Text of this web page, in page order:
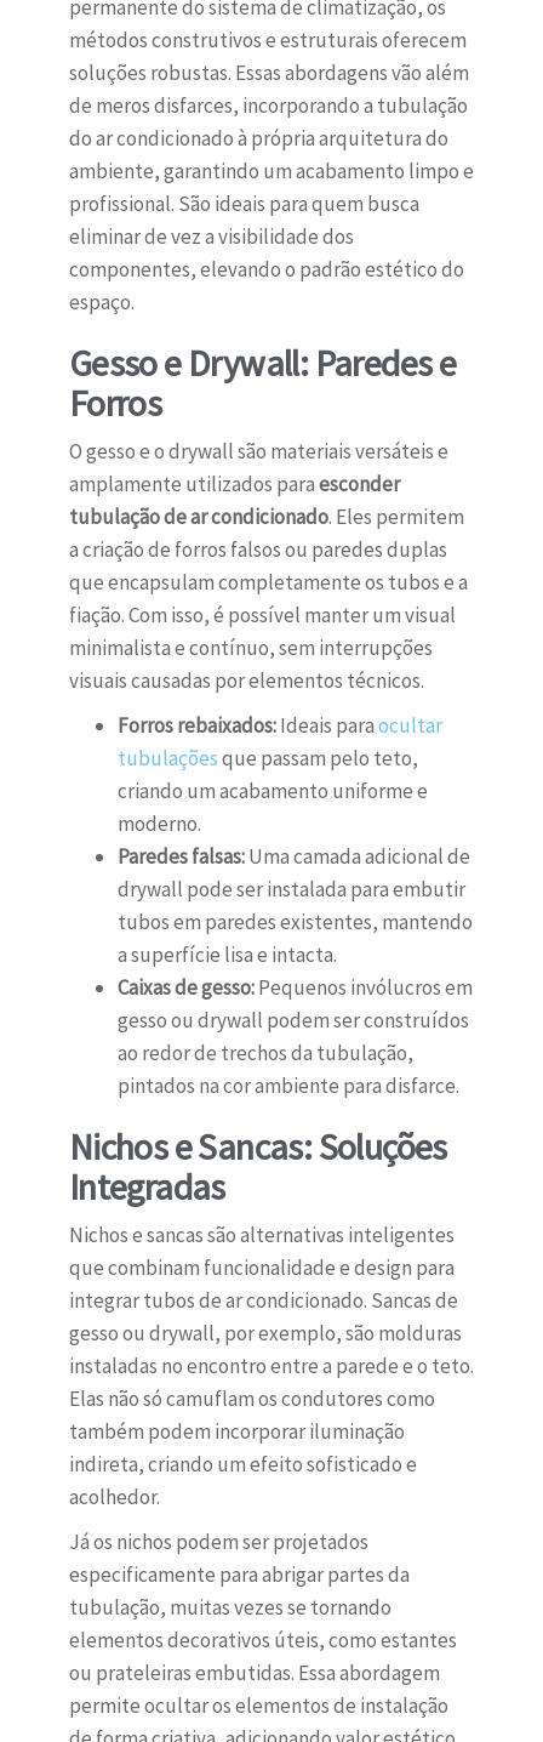
permanente do sistema de climatização, os
métodos construtivos e estruturais oferecem
soluções robustas. Essas abordagens vão além
de meros disfarces, incorporando a tubulação
do ar condicionado à própria arquitetura do
ambiente, garantindo um acabamento limpo e
profissional. São ideais para quem busca
eliminar de vez a visibilidade dos
componentes, elevando o padrão estético do
espaço.
Gesso e Drywall: Paredes e
Forros
O gesso e o drywall são materiais versáteis e
amplamente utilizados paraesconder
tubulação de ar condicionado. Eles permitem
a criação de forros falsos ou paredes duplas
que encapsulam completamente os tubos e a
fiação. Com isso, é possível manter um visual
minimalista e contínuo, sem interrupções
visuais causadas por elementos técnicos.
Forros rebaixados:Ideais paraocultar
tubulaçõesque passam pelo teto,
criando um acabamento uniforme e
moderno.
Paredes falsas:Uma camada adicional de
drywall pode ser instalada para embutir
tubos em paredes existentes, mantendo
a superfície lisa e intacta.
Caixas de gesso:Pequenos invólucros em
gesso ou drywall podem ser construídos
ao redor de trechos da tubulação,
pintados na cor ambiente para disfarce.
Nichos e Sancas: Soluções
Integradas
Nichos e sancas são alternativas inteligentes
que combinam funcionalidade e design para
integrar tubos de ar condicionado. Sancas de
gesso ou drywall, por exemplo, são molduras
instaladas no encontro entre a parede e o teto.
Elas não só camuflam os condutores como
também podem incorporar iluminação
indireta, criando um efeito sofisticado e
acolhedor.
Já os nichos podem ser projetados
especificamente para abrigar partes da
tubulação, muitas vezes se tornando
elementos decorativos úteis, como estantes
ou prateleiras embutidas. Essa abordagem
permite ocultar os elementos de instalação